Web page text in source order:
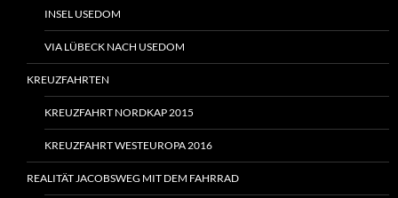
INSEL USEDOM
VIA LÜBECK NACH USEDOM
KREUZFAHRTEN
KREUZFAHRT NORDKAP 2015
KREUZFAHRT WESTEUROPA 2016
REALITÄT JACOBSWEG MIT DEM FAHRRAD